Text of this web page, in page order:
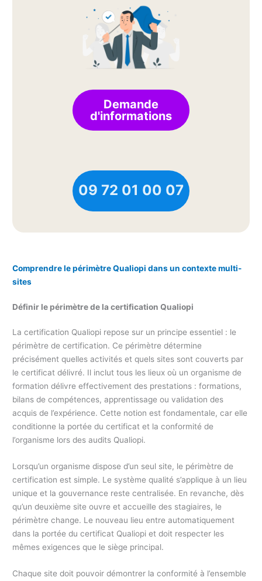
Demande
d'informations
09 72 01 00 07
Comprendre le périmètre Qualiopi dans un contexte multi-
sites
Définir le périmètre de la certification Qualiopi
La certification Qualiopi repose sur un principe essentiel : le
périmètre de certification. Ce périmètre détermine
précisément quelles activités et quels sites sont couverts par
le certificat délivré. Il inclut tous les lieux où un organisme de
formation délivre effectivement des prestations : formations,
bilans de compétences, apprentissage ou validation des
acquis de l’expérience. Cette notion est fondamentale, car elle
conditionne la portée du certificat et la conformité de
l’organisme lors des audits Qualiopi.
Lorsqu’un organisme dispose d’un seul site, le périmètre de
certification est simple. Le système qualité s’applique à un lieu
unique et la gouvernance reste centralisée. En revanche, dès
qu’un deuxième site ouvre et accueille des stagiaires, le
périmètre change. Le nouveau lieu entre automatiquement
dans la portée du certificat Qualiopi et doit respecter les
mêmes exigences que le siège principal.
Chaque site doit pouvoir démontrer la conformité à l’ensemble